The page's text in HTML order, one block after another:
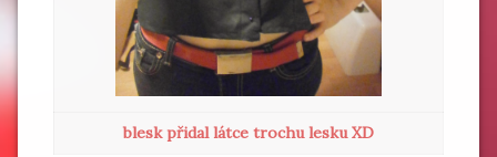
blesk přidal látce trochu lesku XD